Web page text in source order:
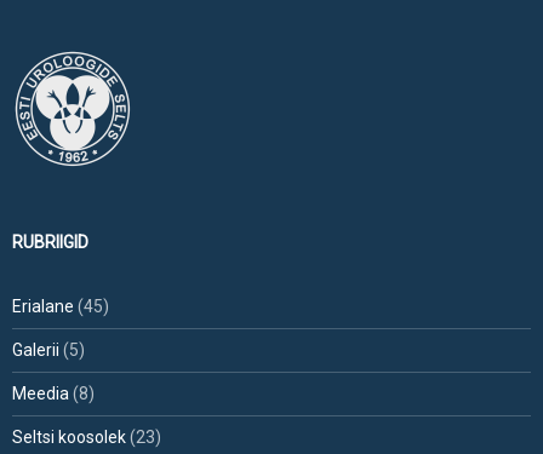
RUBRIIGID
Erialane (45)
Galerii (5)
Meedia(8)
Seltsi koosolek(23)